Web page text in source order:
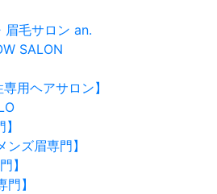
毛サロン an.
SALON
用ヘアサロン】
ズ眉専門】
】
】